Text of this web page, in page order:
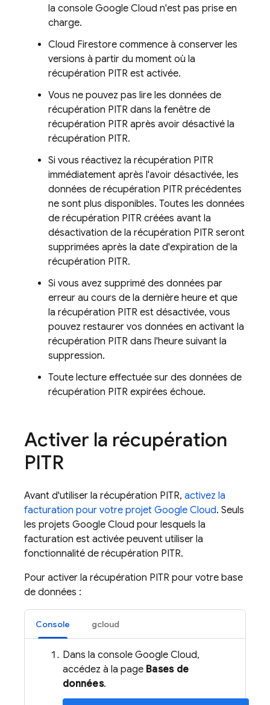
la console Google Cloud n'est pas prise en
charge.
Cloud Firestore commence à conserver les
versions à partir du moment où la
récupération PITR est activée.
Vous ne pouvez pas lire les données de
récupération PITR dans la fenêtre de
récupération PITR après avoir désactivé la
récupération PITR.
Si vous réactivez la récupération PITR
immédiatement après l'avoir désactivée, les
données de récupération PITR précédentes
ne sont plus disponibles. Toutes les données
de récupération PITR créées avant la
désactivation de la récupération PITR seront
supprimées après la date d'expiration de la
récupération PITR.
Si vous avez supprimé des données par
erreur au cours de la dernière heure et que
la récupération PITR est désactivée, vous
pouvez restaurer vos données en activant la
récupération PITR dans l'heure suivant la
suppression.
Toute lecture effectuée sur des données de
récupération PITR expirées échoue.
Activer la récupération
PITR
Avant d'utiliser la récupération PITR, activez la
facturation pour votre projet Google Cloud. Seuls
les projets Google Cloud pour lesquels la
facturation est activée peuvent utiliser la
fonctionnalité de récupération PITR.
Pour activer la récupération PITR pour votre base
de données :
Console gcloud
Dans la console Google Cloud,
accédez à la page Bases de
données.